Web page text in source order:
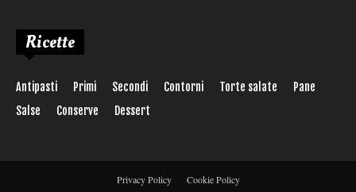
Ricette
Antipasti Primi Secondi Contorni Torte salate
Pane
Salse
Conserve Dessert
Privacy Policy Cookie Policy